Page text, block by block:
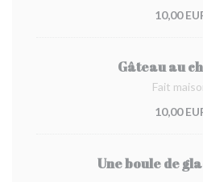
10,00
Gâteau au
Fait
10,00
Une boule de